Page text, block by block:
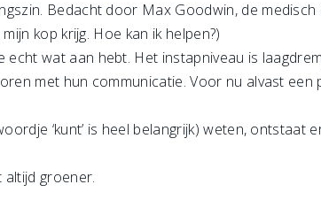
Bedacht door Max Goodwin, de medisch
kop krijg. Hoe kan ik helpen?)
wat aan hebt. Het instapniveau is
met hun communicatie. Voor nu alvast een
‘kunt’ is heel belangrijk) weten, ontstaat
groener.